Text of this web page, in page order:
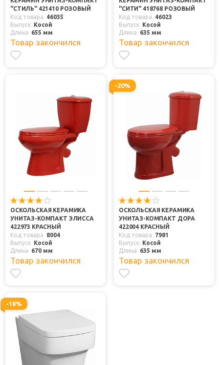
"СТИЛЬ" 421410 РОЗОВЫЙ
Код товара
46035
Выпуск Косой
Длина
655 мм
Товар закончился
"СИТИ" 418768 РОЗОВЫЙ
Код товара
46023
Выпуск Косой
Длина
635 мм
Товар закончился
ОСКОЛЬСКАЯ КЕРАМИКА
УНИТАЗ-КОМПАКТ ЭЛИССА
422973 КРАСНЫЙ
Код товара
8004
Выпуск Косой
Длина
670 мм
Товар закончился
-20%
ОСКОЛЬСКАЯ КЕРАМИКА
УНИТАЗ-КОМПАКТ ДОРА
422004 КРАСНЫЙ
Код товара
7981
Выпуск Косой
Длина
635 мм
Товар закончился
-18%